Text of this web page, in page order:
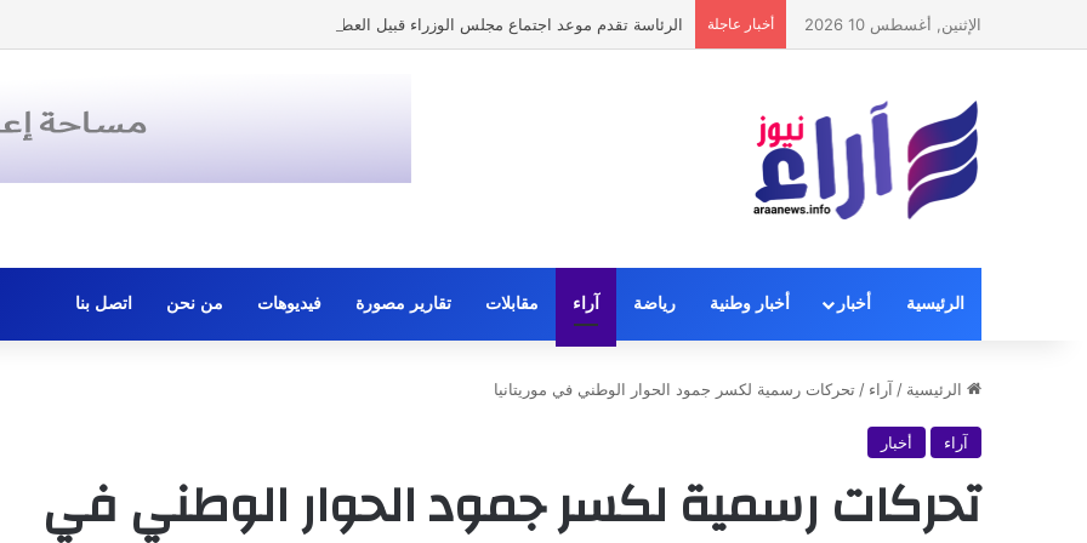
الإثنين, أغسطس 10 2026 أخبار عاجلة الرئاسة تقدم موعد اجتماع مجلس الوزراء قبيل العطلة السنوية
الرئيسية أخبار أخبار وطنية رياضة آراء مقابلات تقارير مصورة فيديوهات من نحن اتصل بنا
الرئيسية / آراء / تحركات رسمية لكسر جمود الحوار الوطني في موريتانيا
آراء أخبار
تحركات رسمية لكسر جمود الحوار الوطني في